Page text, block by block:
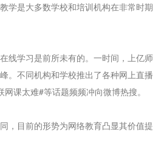
学是大多数学校和培训机构在非常时期
线学习是前所未有的。一时间，上亿师
。不同机构和学校推出了各种网上直播
课太难#等话题频频冲向微博热搜。
，目前的形势为网络教育凸显其价值提